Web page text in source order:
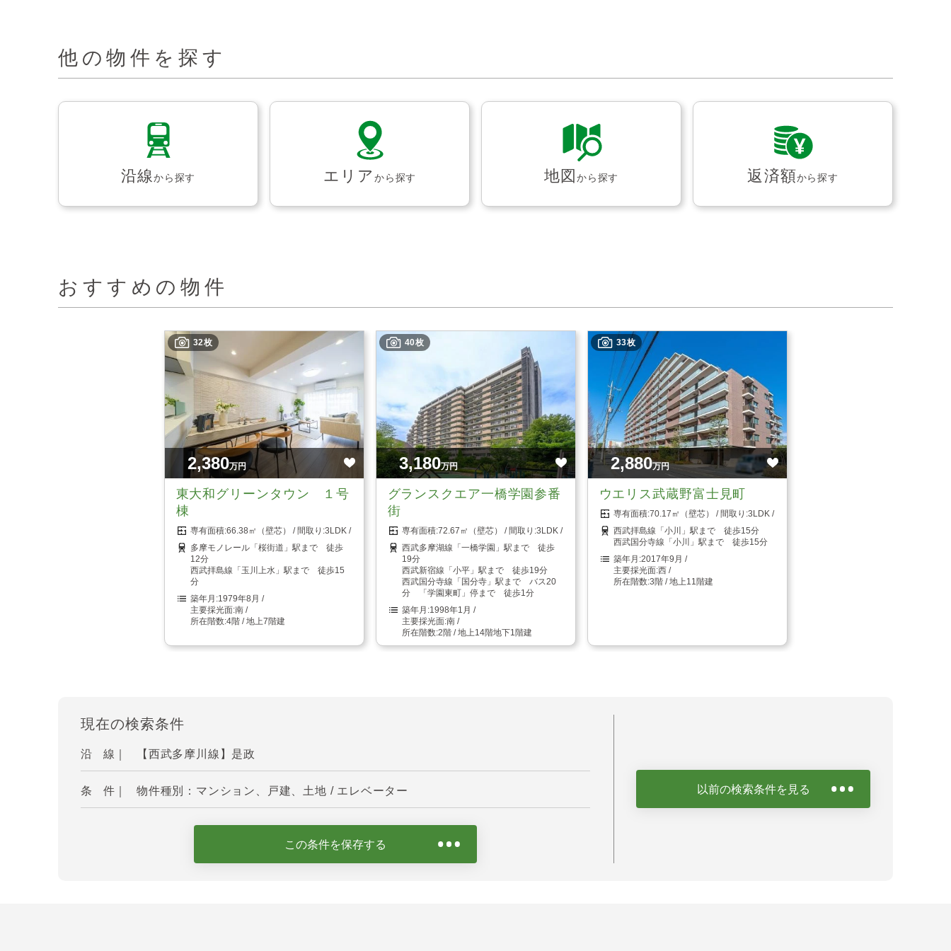
他の物件を探す
沿線から探す エリアから探す 地図から探す 返済額から探す
おすすめの物件
32枚
2,380万円
東大和グリーンタウン １号
棟
66.38㎡（壁芯）
3LDK
多摩モノレール「桜街道」駅まで 徒歩
12分
西武拝島線「玉川上水」駅まで 徒歩15
分
1979年8月
南
4階 / 地上7階建
40枚
3,180万円
グランスクエア一橋学園参番
街
72.67㎡（壁芯）
3LDK
西武多摩湖線「一橋学園」駅まで 徒歩
19分
西武新宿線「小平」駅まで 徒歩19分
西武国分寺線「国分寺」駅まで バス20
分 「学園東町」停まで 徒歩1分
1998年1月
南
2階 / 地上14階地下1階建
33枚
2,880万円
ウエリス武蔵野富士見町
70.17㎡（壁芯）
3LDK
西武拝島線「小川」駅まで 徒歩15分
西武国分寺線「小川」駅まで 徒歩15分
2017年9月
西
3階 / 地上11階建
現在の検索条件
沿 線｜ 【西武多摩川線】是政
条 件｜ 物件種別：マンション、戸建、土地 / エレベーター
この条件を保存する
以前の検索条件を見る